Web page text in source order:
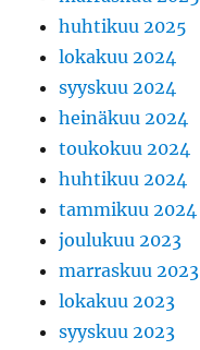
huhtikuu 2025
lokakuu 2024
syyskuu 2024
heinäkuu 2024
toukokuu 2024
huhtikuu 2024
tammikuu 2024
joulukuu 2023
marraskuu 2023
lokakuu 2023
syyskuu 2023